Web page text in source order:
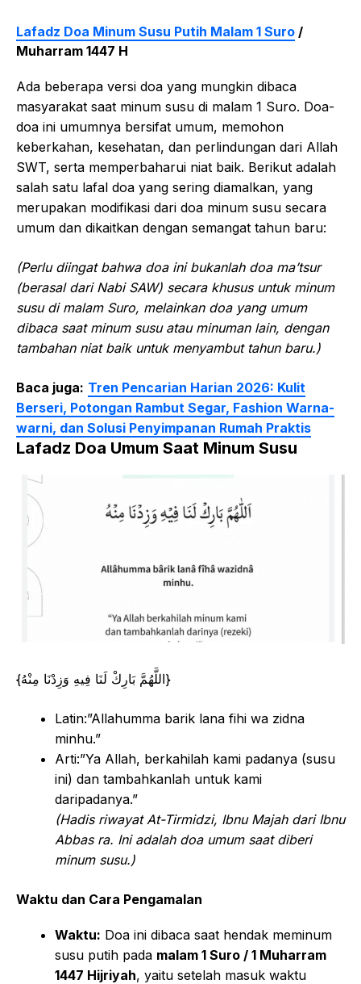
Lafadz Doa Minum Susu Putih Malam 1 Suro /
Muharram 1447 H
Ada beberapa versi doa yang mungkin dibaca
masyarakat saat minum susu di malam 1 Suro. Doa-
doa ini umumnya bersifat umum, memohon
keberkahan, kesehatan, dan perlindungan dari Allah
SWT, serta memperbaharui niat baik. Berikut adalah
salah satu lafal doa yang sering diamalkan, yang
merupakan modifikasi dari doa minum susu secara
umum dan dikaitkan dengan semangat tahun baru:
(Perlu diingat bahwa doa ini bukanlah doa ma’tsur
(berasal dari Nabi SAW) secara khusus untuk minum
susu di malam Suro, melainkan doa yang umum
dibaca saat minum susu atau minuman lain, dengan
tambahan niat baik untuk menyambut tahun baru.)
Baca juga: Tren Pencarian Harian 2026: Kulit
Berseri, Potongan Rambut Segar, Fashion Warna-
warni, dan Solusi Penyimpanan Rumah Praktis
Lafadz Doa Umum Saat Minum Susu
{اللَّهُمَّ بَارِكْ لَنَا فِيهِ وَزِدْنَا مِنْهُ}
Latin:”Allahumma barik lana fihi wa zidna
minhu.”
Arti:”Ya Allah, berkahilah kami padanya (susu
ini) dan tambahkanlah untuk kami
daripadanya.”
(Hadis riwayat At-Tirmidzi, Ibnu Majah dari Ibnu
Abbas ra. Ini adalah doa umum saat diberi
minum susu.)
Waktu dan Cara Pengamalan
Waktu: Doa ini dibaca saat hendak meminum
susu putih pada malam 1 Suro / 1 Muharram
1447 Hijriyah, yaitu setelah masuk waktu